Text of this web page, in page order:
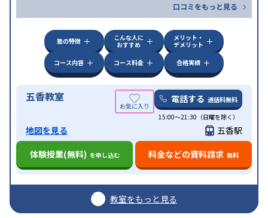
口コミをもっと見る
塾の特徴
こんな人に
おすすめ
メリット・
デメリット
コース内容
コース料金 合格実績
五香教室 電話する 通話料無料
15:00～21:30（日曜を除く）
地図を見る
五香駅
体験授業(無料) を申し込む 料金などの資料請求 無料
教室をもっと見る